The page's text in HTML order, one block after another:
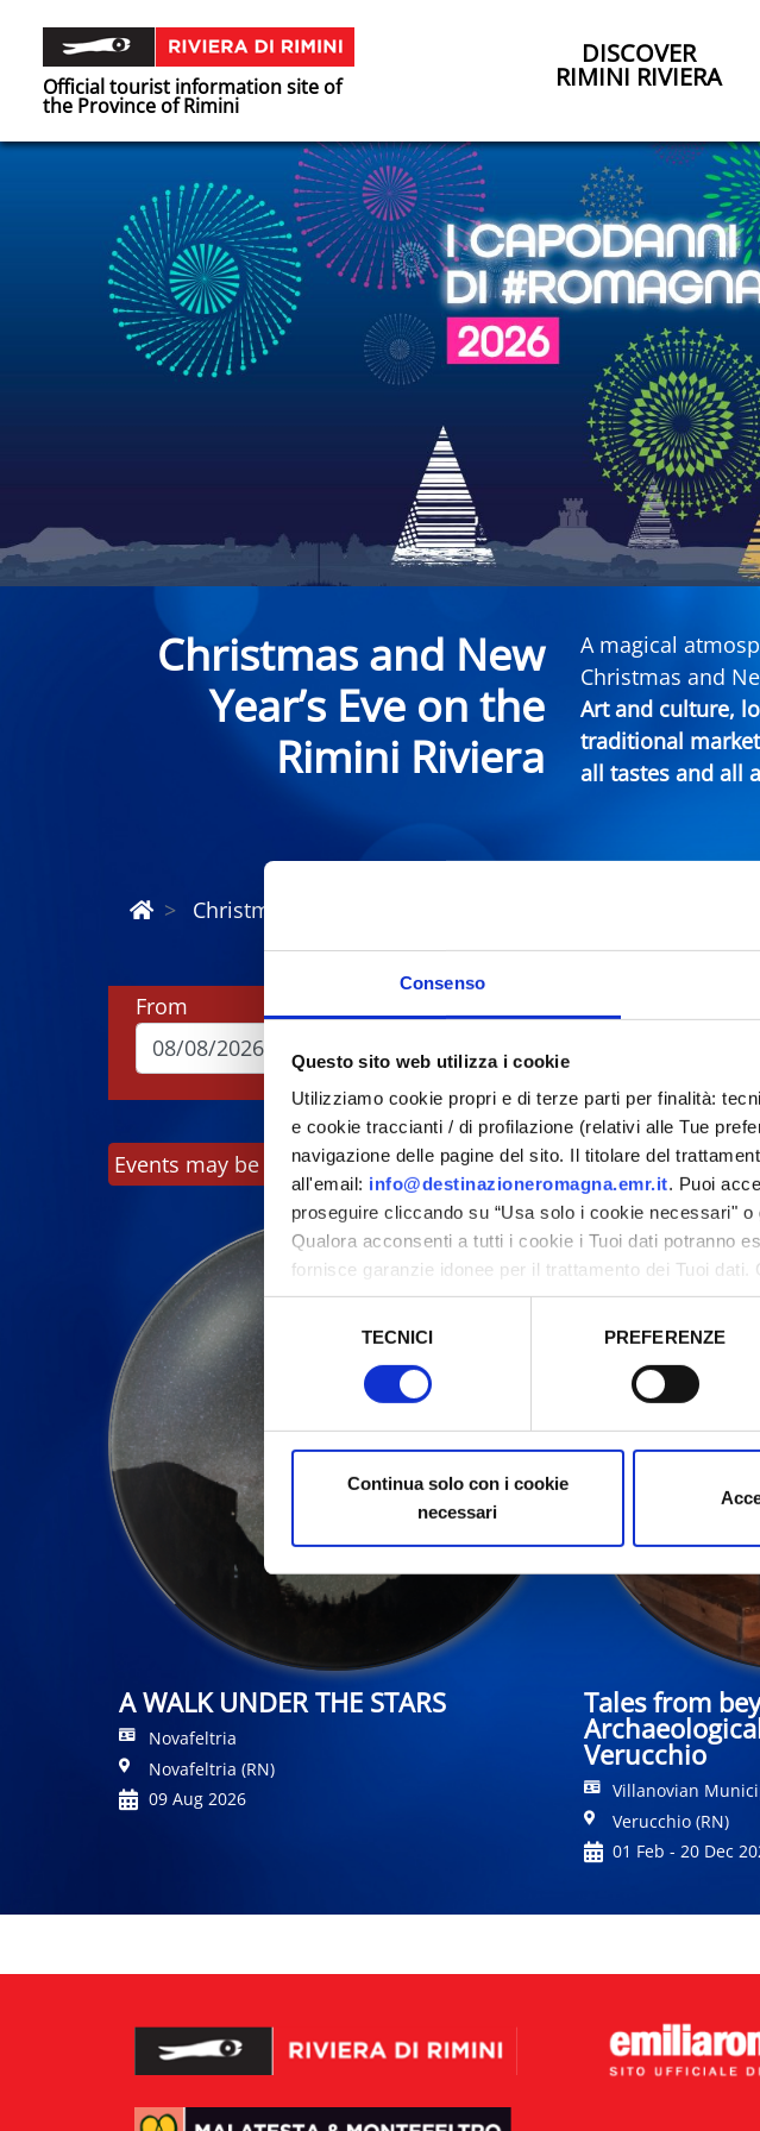
Consenso
Questo sito web utilizza i cookie
Utilizziamo cookie propri e di terze parti per finalità:
e cookie traccianti / di profilazione (relativi alle Tue
navigazione delle pagine del sito. Il titolare del
all'email: info@destinazioneromagna.emr.it. Puoi
proseguire cliccando su “Usa solo i cookie necessari"
Qualora acconsenti a tutti i cookie i Tuoi dati potranno
fornisce garanzie idonee per il trattamento dei Tuoi
sicurezza a Tutela dei navigatori, che abbiamo valutato
TECNICI PREFERENZE
Continua solo con i cookie
necessari
Official tourist information site of
the Province of Rimini
DISCOVER
RIMINI RIVIERA
Christmas and New
Year’s Eve on the
Rimini Riviera
A magical
Christmas and
Art and culture,
traditional
all tastes and all
Christmas and New Year Riviera Rimini Events
From
Events may be subject to change, always contact organizers
A WALK UNDER THE STARS
Novafeltria
Novafeltria (RN)
09 Aug 2026
Tales from
Verucchio
Villanovian
Verucchio (RN)
01 Feb - 20 Dec